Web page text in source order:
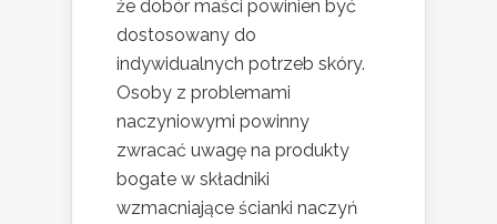
że dobór maści powinien być
dostosowany do
indywidualnych potrzeb skóry.
Osoby z problemami
naczyniowymi powinny
zwracać uwagę na produkty
bogate w składniki
wzmacniające ścianki naczyń